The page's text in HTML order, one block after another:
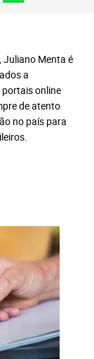
Juliano Menta é
a
portais online
de atento
no país para